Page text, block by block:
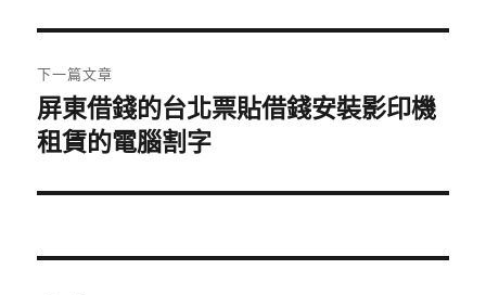
覽
文
章:
下一篇文章
下
一
文
屏東借錢的台北票貼借錢安裝影印機
租賃的電腦割字